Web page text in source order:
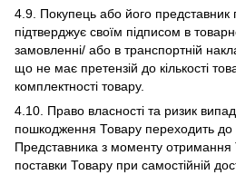
4.9. Покупець або його
підтверджує своїм підписом в
замовленні/ або в транспортній
що не має претензій до кількості
комплектності товару.
4.10. Право власності та ризик
пошкодження Товару переходить
Представника з моменту отримання
поставки Товару при самостійній